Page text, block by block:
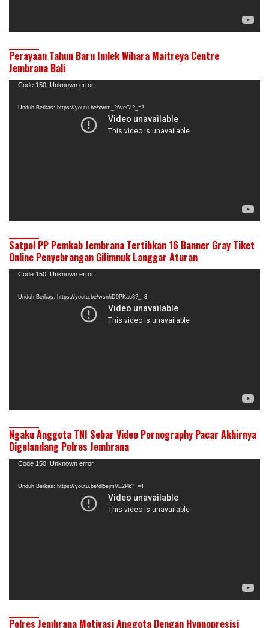
Perayaan Tahun Baru Imlek Wihara Maitreya Centre
Jembrana Bali
Pemutar
Code 150: Unknown error.
Unduh Berkas: https://youtu.be/xvrm_26veCI?_=2
Satpol PP Pemkab Jembrana Tertibkan 16 Banner Gray Tiket
Online Penyebrangan Gilimnuk Langgar Aturan
Pemutar
Code 150: Unknown error.
Unduh Berkas: https://youtu.be/wsnhD9PKau8?_=3
Ngaku Anggota TNI Sebar Video Pornography Pacar Akhirnya
Digelandang Polres Jembrana
Pemutar
Code 150: Unknown error.
Unduh Berkas: https://youtu.be/dl5ejmVE2Pk?_=4
Polres Jembrana Motivasi Anggota Dengan Hypnopresisi